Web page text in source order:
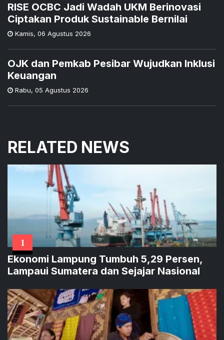
RISE OCBC Jadi Wadah UKM Berinovasi
Ciptakan Produk Sustainable Bernilai
Kamis, 06 Agustus 2026
OJK dan Pemkab Pesibar Wujudkan Inklusi
Keuangan
Rabu, 05 Agustus 2026
RELATED NEWS
1
Ekonomi Lampung Tumbuh 5,29 Persen,
Lampaui Sumatera dan Sejajar Nasional